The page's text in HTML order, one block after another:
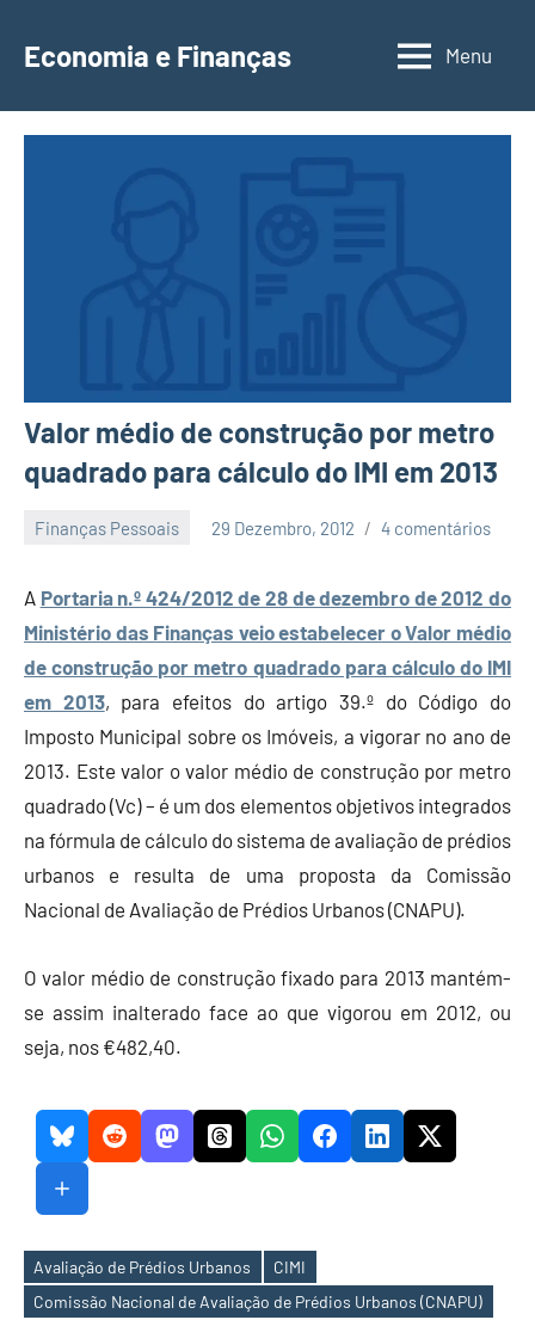
para
conteúdo
Economia e Finanças
Depósitos
Menu
Valor médio de construção por metro
quadrado para cálculo do IMI em 2013
Finanças Pessoais 29 Dezembro, 2012
Economia
Finanças
4 comentários
A Portaria n.º 424/2012 de 28 de dezembro de 2012 do
Ministério das Finanças veio estabelecer o Valor médio
de construção por metro quadrado para cálculo do IMI
em 2013, para efeitos do artigo 39.º do Código do
Imposto Municipal sobre os Imóveis, a vigorar no ano de
2013. Este valor o valor médio de construção por metro
quadrado (Vc) – é um dos elementos objetivos integrados
na fórmula de cálculo do sistema de avaliação de prédios
urbanos e resulta de uma proposta da Comissão
Nacional de Avaliação de Prédios Urbanos (CNAPU).
O valor médio de construção fixado para 2013 mantém-
se assim inalterado face ao que vigorou em 2012, ou
seja, nos €482,40.
Avaliação de Prédios Urbanos
CIMI
Comissão Nacional de Avaliação de Prédios Urbanos (CNAPU)